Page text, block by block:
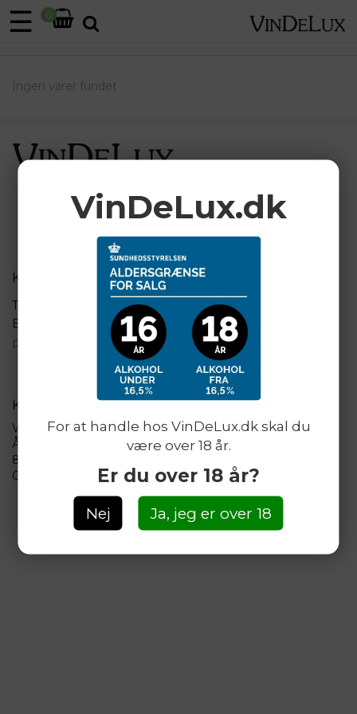
VinDeLux.dk
For at handle hos VinDeLux.dk skal du
være over 18 år.
Er du over 18 år?
Nej Ja, jeg er over 18
☰ 0
Ingen varer fundet
KUNDESERVICE
T: +45 31 21 31 00
E: jfc@vindelux.dk
Persondatapolitik
BETALINGSKORT
KONTAKT
VinDeLux.dk
Århusvej 25
8410 Rønde
CVR: 30 55 58 80